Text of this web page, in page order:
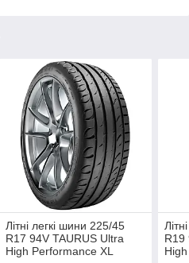
Літні легкі шини 225/45
R17 94V TAURUS Ultra
High Performance XL
R19